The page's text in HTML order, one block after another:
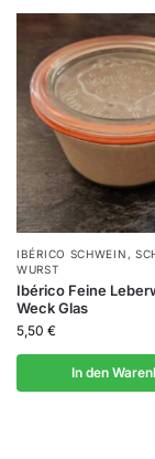
IBÉRICO SCHWEIN ,
WURST
Ibérico Feine
Weck Glas
5,50 €
In den